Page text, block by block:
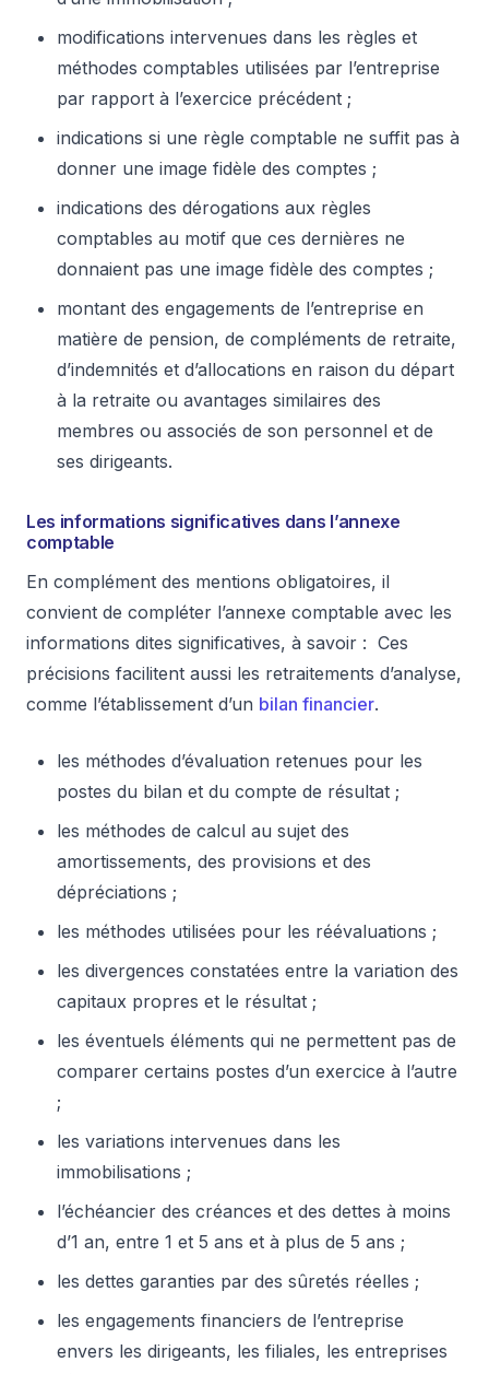
modifications intervenues dans les règles et
méthodes comptables utilisées par l’entreprise
par rapport à l’exercice précédent ;
indications si une règle comptable ne suffit pas à
donner une image fidèle des comptes ;
indications des dérogations aux règles
comptables au motif que ces dernières ne
donnaient pas une image fidèle des comptes ;
montant des engagements de l’entreprise en
matière de pension, de compléments de retraite,
d’indemnités et d’allocations en raison du départ
à la retraite ou avantages similaires des
membres ou associés de son personnel et de
ses dirigeants.
Les informations significatives dans l’annexe
comptable
En complément des mentions obligatoires, il
convient de compléter l’annexe comptable avec les
informations dites significatives, à savoir : Ces
précisions facilitent aussi les retraitements d’analyse,
comme l’établissement d’un bilan financier.
les méthodes d’évaluation retenues pour les
postes du bilan et du compte de résultat ;
les méthodes de calcul au sujet des
amortissements, des provisions et des
dépréciations ;
les méthodes utilisées pour les réévaluations ;
les divergences constatées entre la variation des
capitaux propres et le résultat ;
les éventuels éléments qui ne permettent pas de
comparer certains postes d’un exercice à l’autre
;
les variations intervenues dans les
immobilisations ;
l’échéancier des créances et des dettes à moins
d’1 an, entre 1 et 5 ans et à plus de 5 ans ;
les dettes garanties par des sûretés réelles ;
les engagements financiers de l’entreprise
envers les dirigeants, les filiales, les entreprises